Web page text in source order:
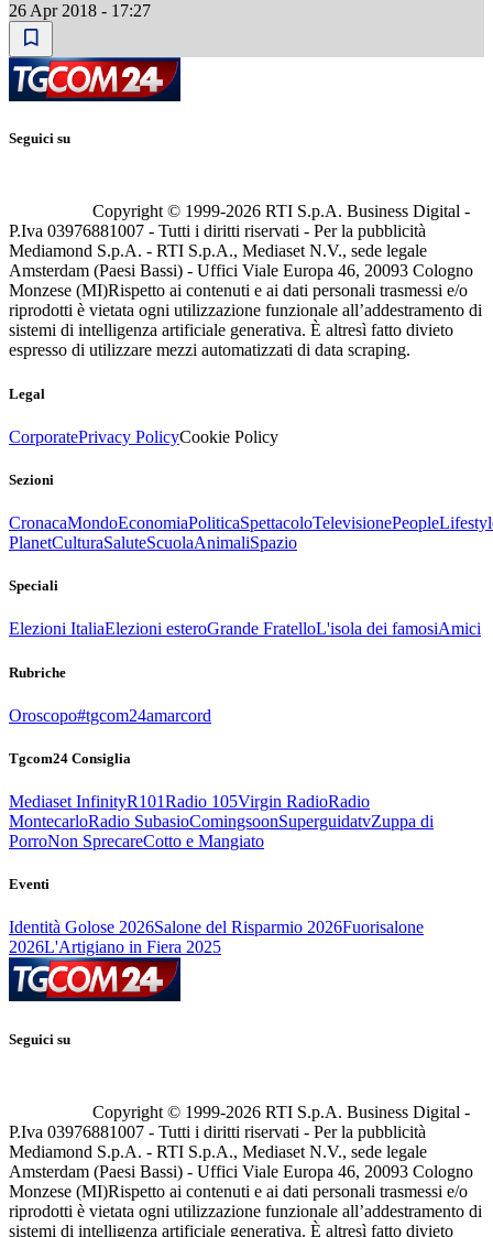
26 Apr 2018 - 17:27
Seguici su
Copyright © 1999-2026 RTI S.p.A. Business Digital -
P.Iva 03976881007 - Tutti i diritti riservati - Per la pubblicità
Mediamond S.p.A. - RTI S.p.A., Mediaset N.V., sede legale
Amsterdam (Paesi Bassi) - Uffici Viale Europa 46, 20093 Cologno
Monzese (MI)Rispetto ai contenuti e ai dati personali trasmessi e/o
riprodotti è vietata ogni utilizzazione funzionale all’addestramento di
sistemi di intelligenza artificiale generativa. È altresì fatto divieto
espresso di utilizzare mezzi automatizzati di data scraping.
Legal
CorporatePrivacy PolicyCookie Policy
Sezioni
CronacaMondoEconomiaPoliticaSpettacoloTelevisionePeople
PlanetCulturaSaluteScuolaAnimaliSpazio
Speciali
Elezioni ItaliaElezioni esteroGrande FratelloL'isola dei famosiAmici
Rubriche
Oroscopo#tgcom24amarcord
Tgcom24 Consiglia
Mediaset InfinityR101Radio 105Virgin RadioRadio
MontecarloRadio SubasioComingsoonSuperguidatvZuppa di
PorroNon SprecareCotto e Mangiato
Eventi
Identità Golose 2026Salone del Risparmio 2026Fuorisalone
2026L'Artigiano in Fiera 2025
Seguici su
Copyright © 1999-2026 RTI S.p.A. Business Digital -
P.Iva 03976881007 - Tutti i diritti riservati - Per la pubblicità
Mediamond S.p.A. - RTI S.p.A., Mediaset N.V., sede legale
Amsterdam (Paesi Bassi) - Uffici Viale Europa 46, 20093 Cologno
Monzese (MI)Rispetto ai contenuti e ai dati personali trasmessi e/o
riprodotti è vietata ogni utilizzazione funzionale all’addestramento di
sistemi di intelligenza artificiale generativa. È altresì fatto divieto